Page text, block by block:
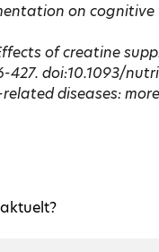
on
of creatine
427. doi:10.1093/
diseases: